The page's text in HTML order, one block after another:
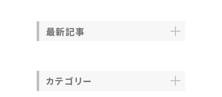
最新記事
カテゴリー